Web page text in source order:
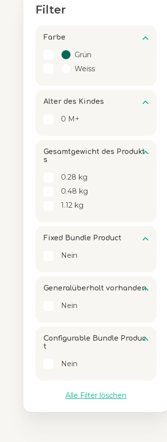
Filter
Farbe
Grün
Weiss
Alter des Kindes
0 M+
Gesamtgewicht des Produkt
s
0.28 kg
0.48 kg
1.12 kg
Fixed Bundle Product
Nein
Generalüberholt vorhanden
Nein
Configurable Bundle Produc
t
Nein
Alle Filter löschen